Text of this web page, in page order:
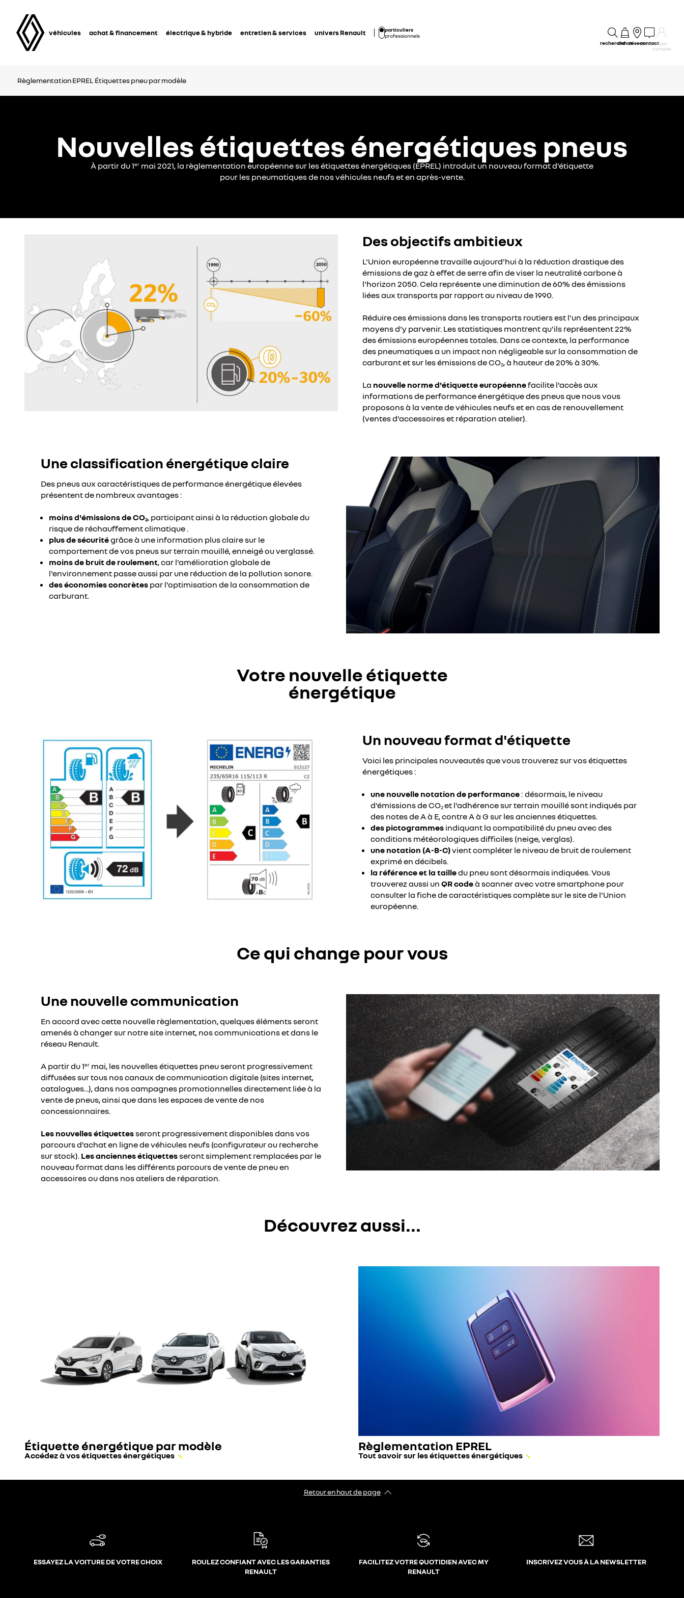
véhicules achat & financement électrique & hybride entretien & services univers Renault
particuliers
professionnels
rechercheachatréseaucontactmon
compte
Règlementation EPREL Étiquettes pneu par modèle
Nouvelles étiquettes énergétiques pneus
À partir du 1er mai 2021, la règlementation européenne sur les étiquettes énergétiques (EPREL) introduit un nouveau format d'étiquette
pour les pneumatiques de nos véhicules neufs et en après-vente.
Des objectifs ambitieux
L'Union européenne travaille aujourd'hui à la réduction drastique des
émissions de gaz à effet de serre afin de viser la neutralité carbone à
l'horizon 2050. Cela représente une diminution de 60% des émissions
liées aux transports par rapport au niveau de 1990.
Réduire ces émissions dans les transports routiers est l'un des principaux
moyens d'y parvenir. Les statistiques montrent qu'ils représentent 22%
des émissions européennes totales. Dans ce contexte, la performance
des pneumatiques a un impact non négligeable sur la consommation de
carburant et sur les émissions de CO2, à hauteur de 20% à 30%.
La nouvelle norme d'étiquette européennefacilite l'accès aux
informations de performance énergétique des pneus que nous vous
proposons à la vente de véhicules neufs et en cas de renouvellement
(ventes d'accessoires et réparation atelier).
Une classification énergétique claire
Des pneus aux caractéristiques de performance énergétique élevées
présentent de nombreux avantages :
moins d'émissions de CO2, participant ainsi à la réduction globale du
risque de réchauffement climatique .
plus de sécuritégrâce à une information plus claire sur le
comportement de vos pneus sur terrain mouillé, enneigé ou verglassé.
moins de bruit de roulement, car l'amélioration globale de
l'environnement passe aussi par une réduction de la pollution sonore.
des économies concrètes par l'optimisation de la consommation de
carburant.
Votre nouvelle étiquette
énergétique
Un nouveau format d'étiquette
Voici les principales nouveautés que vous trouverez sur vos étiquettes
énergétiques :
une nouvelle notation de performance : désormais, le niveau
d'émissions de CO2et l'adhérence sur terrain mouillé sont indiqués par
des notes de A à E, contre A à G sur les anciennes étiquettes.
des pictogrammes indiquant la compatibilité du pneu avec des
conditions météorologiques difficiles (neige, verglas).
une notation (A-B-C)vient compléter le niveau de bruit de roulement
exprimé en décibels.
la référence et la tailledu pneu sont désormais indiquées. Vous
trouverez aussi un QR codeà scanner avec votre smartphone pour
consulter la fiche de caractéristiques complète sur le site de l'Union
européenne.
Ce qui change pour vous
Une nouvelle communication
En accord avec cette nouvelle règlementation, quelques éléments seront
amenés à changer sur notre site internet, nos communications et dans le
réseau Renault.
A partir du 1er mai, les nouvelles étiquettes pneu seront progressivement
diffusées sur tous nos canaux de communication digitale (sites internet,
catalogues...), dans nos campagnes promotionnelles directement liée à la
vente de pneus, ainsi que dans les espaces de vente de nos
concessionnaires.
Les nouvelles étiquettesseront progressivement disponibles dans vos
parcours d'achat en ligne de véhicules neufs (configurateur ou recherche
sur stock). Les anciennes étiquettesseront simplement remplacées par le
nouveau format dans les différents parcours de vente de pneu en
accessoires ou dans nos ateliers de réparation.
Découvrez aussi...
Étiquette énergétique par modèle
Accédez à vos étiquettes énergétiques
Règlementation EPREL
Tout savoir sur les étiquettes énergétiques
Retour en haut de page
ESSAYEZ LA VOITURE DE VOTRE CHOIX
ROULEZ CONFIANT AVEC LES GARANTIES
RENAULT
FACILITEZ VOTRE QUOTIDIEN AVEC MY
RENAULT
INSCRIVEZ VOUS À LA NEWSLETTER